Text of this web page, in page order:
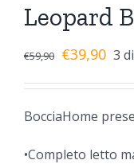
Leopard
€59,90 €39,90 3
BocciaHome
•Completo letto